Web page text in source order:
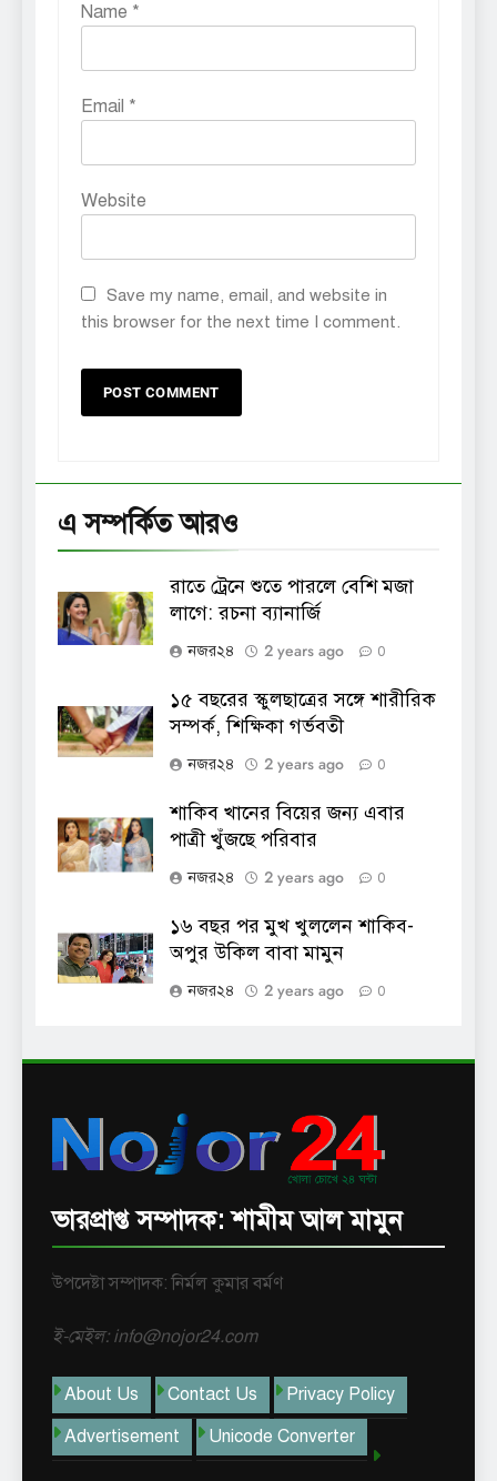
Name *
Email *
Website
Save my name, email, and website in
this browser for the next time I comment.
এ সম্পর্কিত আরও
রাতে ট্রেনে শুতে পারলে বেশি মজা
লাগে: রচনা ব্যানার্জি
নজর২৪ 2 years ago 0
১৫ বছরের স্কুলছাত্রের সঙ্গে শারীরিক
সম্পর্ক, শিক্ষিকা গর্ভবতী
নজর২৪ 2 years ago 0
শাকিব খানের বিয়ের জন্য এবার
পাত্রী খুঁজছে পরিবার
নজর২৪ 2 years ago 0
১৬ বছর পর মুখ খুললেন শাকিব-
অপুর উকিল বাবা মামুন
নজর২৪ 2 years ago 0
ভারপ্রাপ্ত সম্পাদক: শামীম আল মামুন
উপদেষ্টা সম্পাদক: নির্মল কুমার বর্মণ
ই-মেইল: info@nojor24.com
About Us Contact Us
Privacy Policy
Advertisement
Unicode Converter